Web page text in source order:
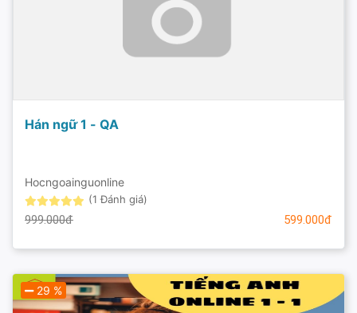
Hán ngữ 1 - QA
Hocngoainguonline
(1 Đánh giá)
999.000đ 599.000đ
29 %